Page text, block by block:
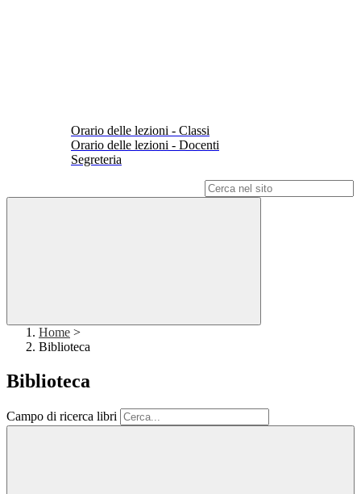
Orario delle lezioni - Classi
Orario delle lezioni - Docenti
Segreteria
Home >
Biblioteca
Biblioteca
Campo di ricerca libri